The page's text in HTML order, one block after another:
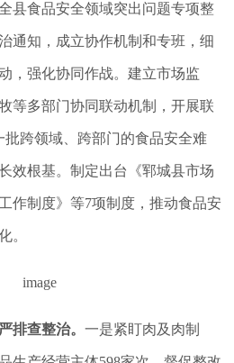
县食品安全领域突出问题专项整
通知，成立协作机制和专班，细
，强化协同作战。建立市场监
等多部门协同联动机制，开展联
跨领域、跨部门的食品安全难
效根基。制定出台《郓城县市场
作制度》等7项制度，推动食品安
。
排查整治。 一是紧盯肉及肉制